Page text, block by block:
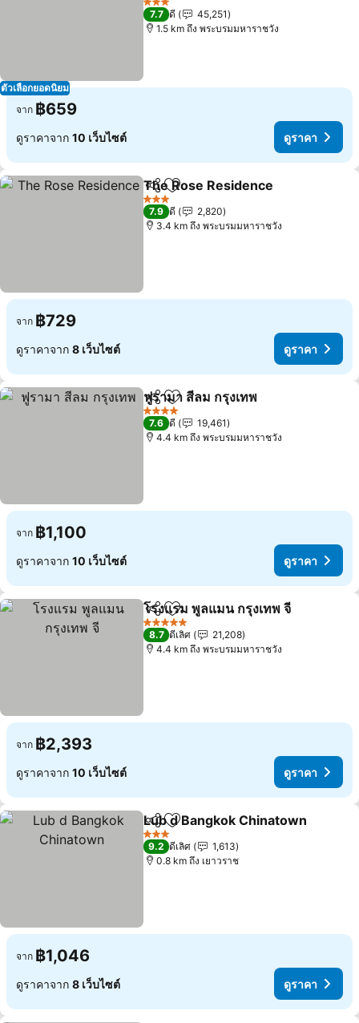
ตัวเลือกยอดนิยม
3 ดาว
7.7 ดี
45,251
1.5 km ถึง พระบรมมหาราชวัง
จาก ฿659
ดูราคาจาก 10 เว็บไซต์ ดูราคา
แชร์ เพิ่มในรายการโปรด
The Rose Residence
3 ดาว
7.9 ดี
2,820
3.4 km ถึง พระบรมมหาราชวัง
จาก ฿729
ดูราคาจาก 8 เว็บไซต์ ดูราคา
แชร์ เพิ่มในรายการโปรด
ฟูรามา สีลม กรุงเทพ
4 ดาว
7.6 ดี
19,461
4.4 km ถึง พระบรมมหาราชวัง
จาก ฿1,100
ดูราคาจาก 10 เว็บไซต์ ดูราคา
แชร์ เพิ่มในรายการโปรด
โรงแรม พูลแมน กรุงเทพ จี
5 ดาว
8.7 ดีเลิศ
21,208
4.4 km ถึง พระบรมมหาราชวัง
จาก ฿2,393
ดูราคาจาก 10 เว็บไซต์ ดูราคา
แชร์ เพิ่มในรายการโปรด
Lub d Bangkok Chinatown
3 ดาว
9.2 ดีเลิศ
1,613
0.8 km ถึง เยาวราช
จาก ฿1,046
ดูราคาจาก 8 เว็บไซต์ ดูราคา